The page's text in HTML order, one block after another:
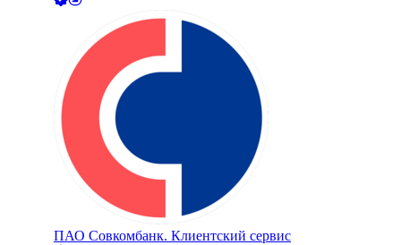
ПАО Совкомбанк. Клиентский сервис